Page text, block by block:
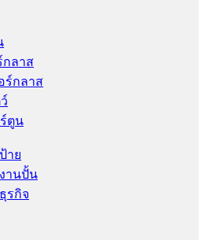
กลาส
ร์กลาส
ตูน
าย
านปั้น
รกิจ